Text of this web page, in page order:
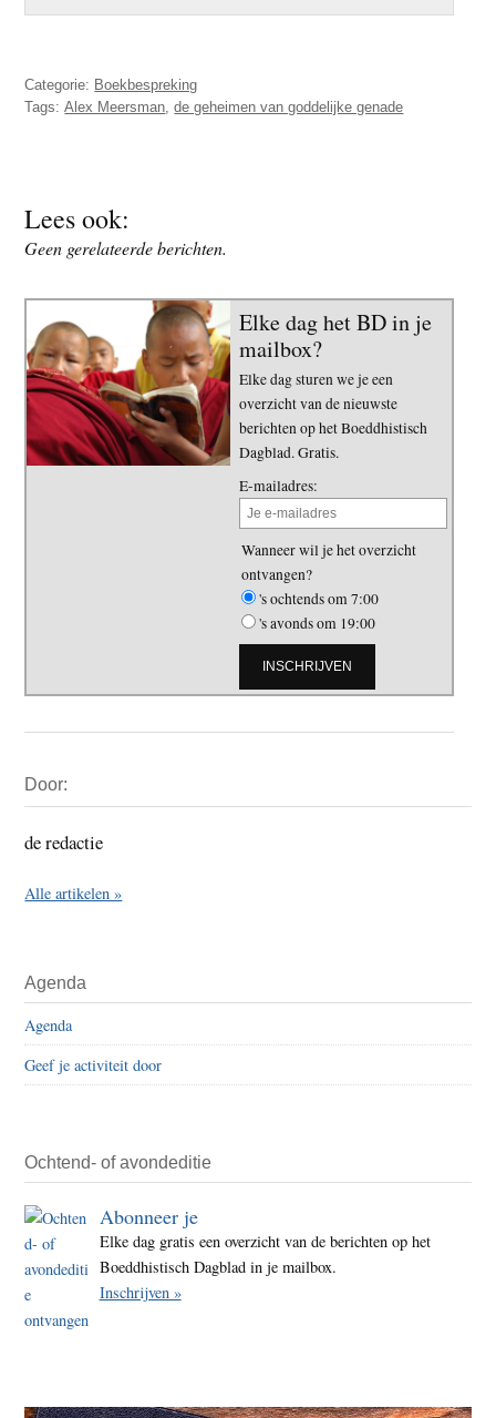
Categorie: Boekbespreking
Tags:Alex Meersman,de geheimen van goddelijke genade
Lees ook:
Geen gerelateerde berichten.
Elke dag het BD in je
mailbox?
Elke dag sturen we je een
overzicht van de nieuwste
berichten op het Boeddhistisch
Dagblad. Gratis.
E-mailadres:
Wanneer wil je het overzicht
ontvangen?
's ochtends om 7:00
's avonds om 19:00
Sidebar
Door:
de redactie
Alle artikelen »
Agenda
Agenda
Geef je activiteit door
Ochtend- of avondeditie
Abonneer je
Elke dag gratis een overzicht van de berichten op het
Boeddhistisch Dagblad in je mailbox.
Inschrijven »